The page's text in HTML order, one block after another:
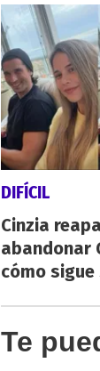
DIFÍCIL
Cinzia
abandonar
cómo
Te